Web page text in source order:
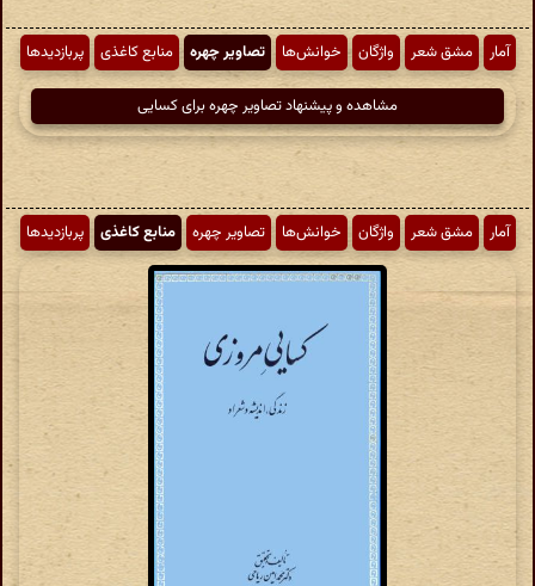
آمار مشق شعر واژگان خوانش‌ها تصاویر چهره منابع کاغذی پربازدیدها
مشاهده و پیشنهاد تصاویر چهره برای کسایی
آمار مشق شعر واژگان خوانش‌ها تصاویر چهره منابع کاغذی پربازدیدها